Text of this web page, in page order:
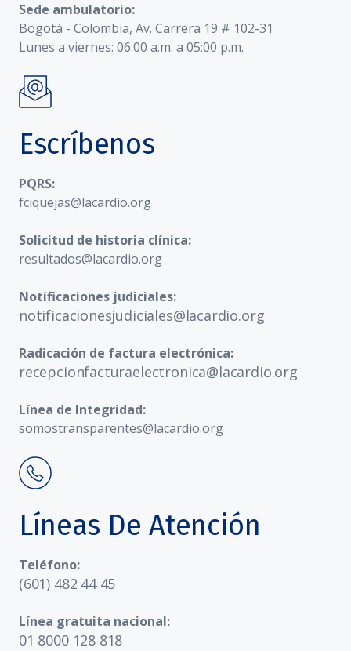
Sede ambulatorio:
Bogotá - Colombia, Av. Carrera 19 # 102-31
Lunes a viernes: 06:00 a.m. a 05:00 p.m.
Escríbenos
PQRS:
fciquejas@lacardio.org
Solicitud de historia clínica:
resultados@lacardio.org
Notificaciones judiciales:
notificacionesjudiciales@lacardio.org
Radicación de factura electrónica:
recepcionfacturaelectronica@lacardio.org
Línea de Integridad:
somostransparentes@lacardio.org
Líneas De Atención
Teléfono:
(601) 482 44 45
Línea gratuita nacional:
01 8000 128 818